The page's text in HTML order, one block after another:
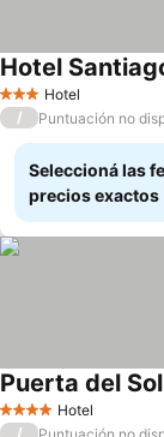
3 Estrellas
Hotel
Hotel
/ Puntuación no
Seleccioná las
precios exactos
4 EstrellasHotel
Puerta del Sol
/ Puntuación no